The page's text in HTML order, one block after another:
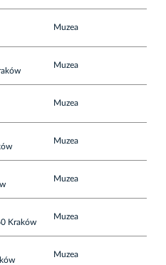
Muzea
Muzea
Muzea
Muzea
Muzea
Kraków
Muzea
Muzea